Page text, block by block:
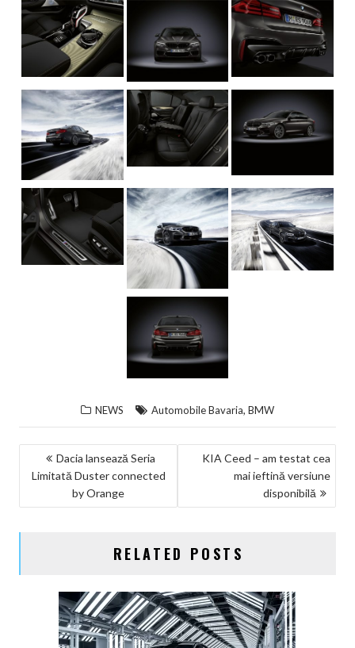
NEWS Automobile Bavaria, BMW
NAVIGARE
ÎN
ARTICOLE
Dacia lansează Seria
Limitată Duster connected
by Orange
KIA Ceed – am testat cea
mai ieftină versiune
disponibilă
RELATED POSTS